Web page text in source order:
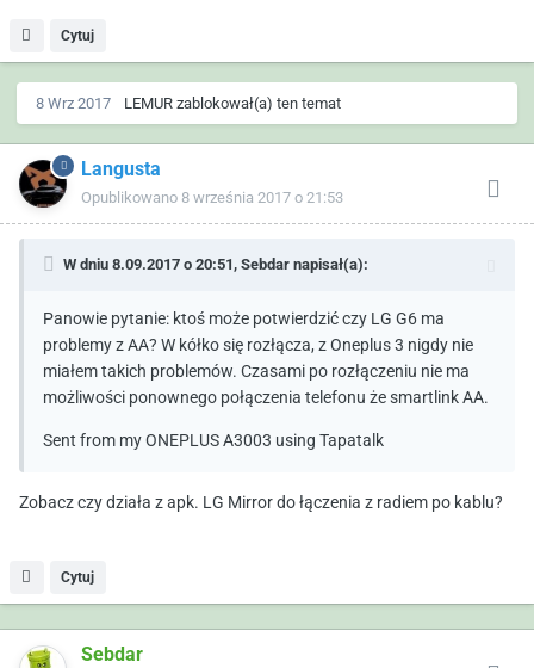
Cytuj
8 Wrz 2017 LEMUR zablokował(a) ten temat
Langusta
Opublikowano 8 września 2017 o 21:53
W dniu 8.09.2017 o 20:51, Sebdar napisał(a):
Panowie pytanie: ktoś może potwierdzić czy LG G6 ma
problemy z AA? W kółko się rozłącza, z Oneplus 3 nigdy nie
miałem takich problemów. Czasami po rozłączeniu nie ma
możliwości ponownego połączenia telefonu że smartlink AA.
Sent from my ONEPLUS A3003 using Tapatalk
Zobacz czy działa z apk. LG Mirror do łączenia z radiem po kablu?
Cytuj
Sebdar